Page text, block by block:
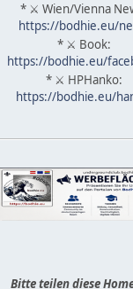
* ⚔ Wien/Vienna
https://bodhie.eu/
* ⚔ Book:
https://bodhie.eu/
* ⚔ HPHanko:
https://bodhie.eu/
Bitte teilen diese